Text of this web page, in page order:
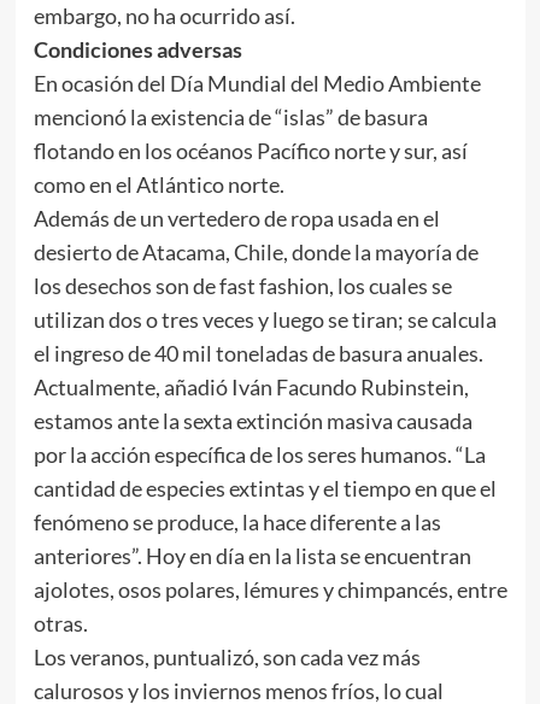
embargo, no ha ocurrido así.
Condiciones adversas
En ocasión del Día Mundial del Medio Ambiente
mencionó la existencia de “islas” de basura
flotando en los océanos Pacífico norte y sur, así
como en el Atlántico norte.
Además de un vertedero de ropa usada en el
desierto de Atacama, Chile, donde la mayoría de
los desechos son de fast fashion, los cuales se
utilizan dos o tres veces y luego se tiran; se calcula
el ingreso de 40 mil toneladas de basura anuales.
Actualmente, añadió Iván Facundo Rubinstein,
estamos ante la sexta extinción masiva causada
por la acción específica de los seres humanos. “La
cantidad de especies extintas y el tiempo en que el
fenómeno se produce, la hace diferente a las
anteriores”. Hoy en día en la lista se encuentran
ajolotes, osos polares, lémures y chimpancés, entre
otras.
Los veranos, puntualizó, son cada vez más
calurosos y los inviernos menos fríos, lo cual